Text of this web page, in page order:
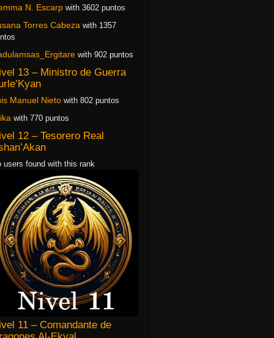
N. Escarp with 3602 puntos
Torres Cabeza with 1357
with 902 puntos
13 – Ministro de Guerra
Manuel Nieto with 802 puntos
with 770 puntos
12 – Tesorero Real
users found with this rank
11 – Comandante de